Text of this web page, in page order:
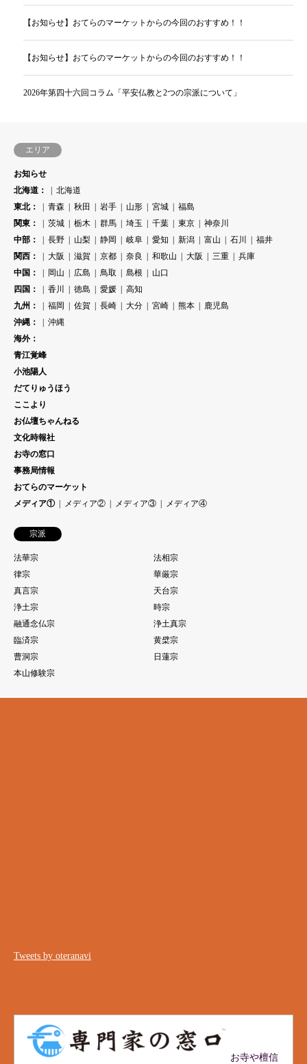
【お知らせ】おてらのマーケットからの今回のおすすめ！！
【お知らせ】おてらのマーケットからの今回のおすすめ！！
2026年第四十六回コラム「平安仏教と2つの宗派について」
エリア
お知らせ
北海道：
北海道
東北：
青森 秋田 岩手 山形 宮城
福島
関東：
茨城 栃木 群馬 埼玉 千葉 東京
神奈川
中部：
長野 山梨 静岡 岐阜 愛知 新潟 富山 石川
福井
関西：
大阪 滋賀 京都 奈良 和歌山 大阪 三重
兵庫
中国：
岡山 広島 鳥取 島根
山口
四国：
香川 徳島 愛媛
高知
九州：
福岡 佐賀 長崎 大分 宮崎 熊本
鹿児島
沖縄：
沖縄
海外：
青江覚峰
小池陽人
だてりゅうほう
ここより
お仏壇ちゃんねる
文化時報社
お寺の窓口
事務局情報
おてらのマーケット
メディア①
メディア② メディア③ メディア④
宗派
法華宗
法相宗
律宗
華厳宗
真言宗
天台宗
浄土宗
時宗
融通念仏宗
浄土真宗
臨済宗
黄檗宗
曹洞宗
日蓮宗
本山修験宗
Tweets by oteranavi
お寺や檀信